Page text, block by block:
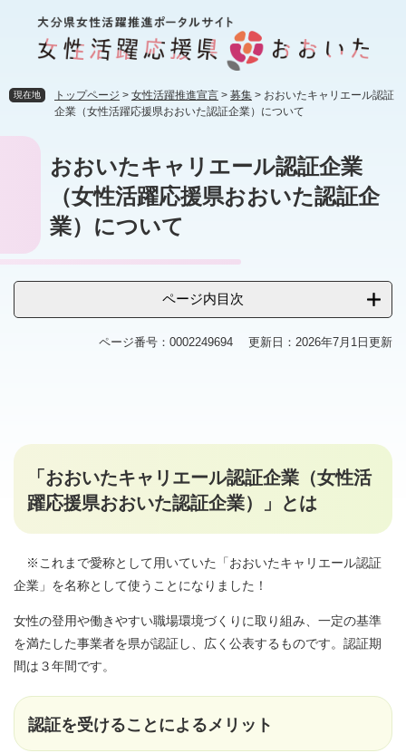
先
頭
を
飛
現在地 トップページ > 女性活躍推進宣言 > 募集 > おおいたキャリエール認証
企業（女性活躍応援県おおいた認証企業）について
おおいたキャリエール認証企業
（女性活躍応援県おおいた認証企
業）について
ページ内目次
ページ番号：0002249694 更新日：2026年7月1日更新
「おおいたキャリエール認証企業（女性活
躍応援県おおいた認証企業）」とは
※これまで愛称として用いていた「おおいたキャリエール認証
企業」を名称として使うことになりました！
女性の登用や働きやすい職場環境づくりに取り組み、一定の基準
を満たした事業者を県が認証し、広く公表するものです。認証期
間は３年間です。
認証を受けることによるメリット